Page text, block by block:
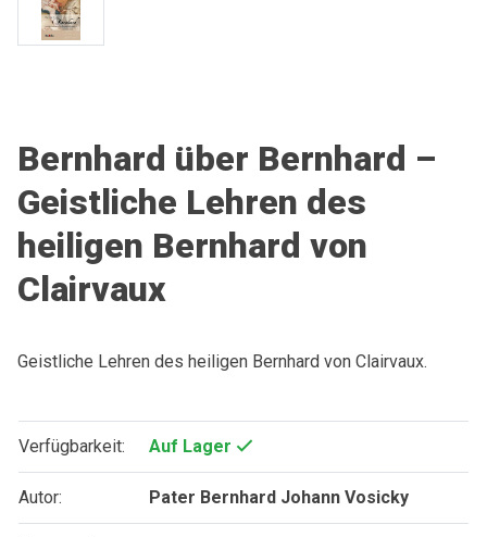
Bernhard über Bernhard –
Geistliche Lehren des
heiligen Bernhard von
Clairvaux
Geistliche Lehren des heiligen Bernhard von Clairvaux.
Verfügbarkeit: Auf Lager
Autor: Pater Bernhard Johann Vosicky